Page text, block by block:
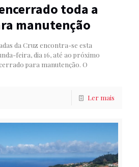
toda a
manutenção
da Cruz encontra-se esta
feira, dia 16, até ao próximo
para manutenção. O
Ler mais